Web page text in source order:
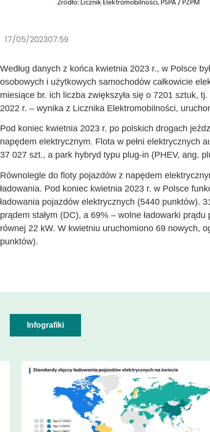
17/05/202307:59
Według danych z końca kwietnia 2023 r., w Polsce
osobowych i użytkowych samochodów całkowicie
miesiące br. ich liczba zwiększyła się o 7201 sztuk,
2022 r. – wynika z Licznika Elektromobilności,
Pod koniec kwietnia 2023 r. po polskich drogach
napędem elektrycznym. Flota w pełni elektrycznych
37 027 szt., a park hybryd typu plug-in (PHEV, ang.
Równolegle do floty pojazdów z napędem
ładowania. Pod koniec kwietnia 2023 r. w Polsce
ładowania pojazdów elektrycznych (5440 punktów).
prądem stałym (DC), a 69% – wolne ładowarki
równej 22 kW. W kwietniu uruchomiono 69 nowych,
punktów).
Infografiki